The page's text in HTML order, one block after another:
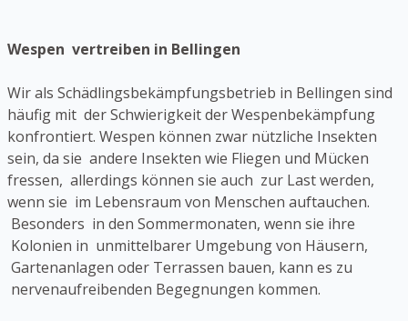
Wespen vertreiben in Bellingen
Wir als Schädlingsbekämpfungsbetrieb in Bellingen sind
häufig mit der Schwierigkeit der Wespenbekämpfung
konfrontiert. Wespen können zwar nützliche Insekten
sein, da sie andere Insekten wie Fliegen und Mücken
fressen, allerdings können sie auch zur Last werden,
wenn sie im Lebensraum von Menschen auftauchen.
Besonders in den Sommermonaten, wenn sie ihre
Kolonien in unmittelbarer Umgebung von Häusern,
Gartenanlagen oder Terrassen bauen, kann es zu
nervenaufreibenden Begegnungen kommen.